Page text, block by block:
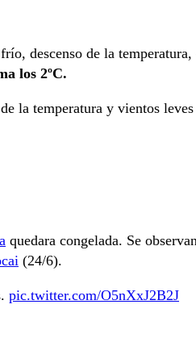
descenso de la
los 2ºC.
la temperatura y vientos
quedara congelada. Se
(24/6).
pic.twitter.com/O5nXxJ2B2J